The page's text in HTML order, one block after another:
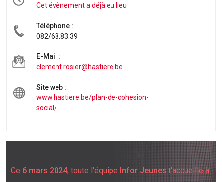
Cet évènement a déjà eu lieu
Téléphone :
082/68.83.39
E-Mail :
clement.rosier@hastiere.be
Site web :
www.hastiere.be/plan-de-cohesion-
social/
Ce 6 mars 2024, toute l'équipe Infor Jeunes t'accueille à